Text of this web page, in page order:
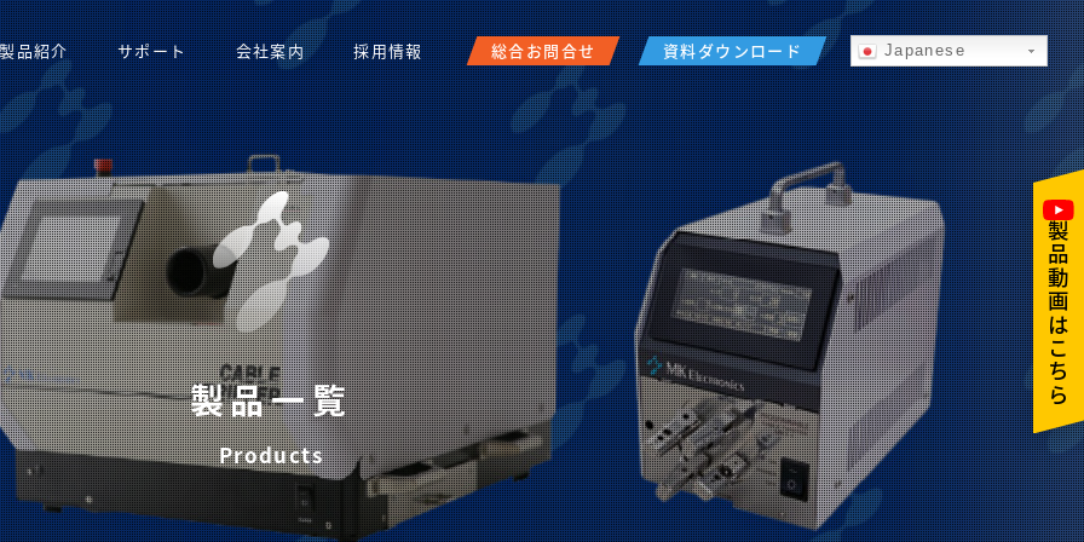
製品紹介 サポート 会社案内 採用情報 総合お問合せ 資料ダウンロード Japanese
製品動画はこちら
製品一覧
Products